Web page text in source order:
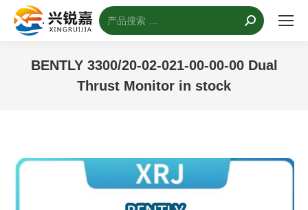
搜
索：
BENTLY 3300/20-02-021-00-00-00 Dual
Thrust Monitor in stock